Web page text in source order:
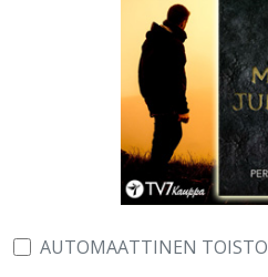
AUTOMAATTINEN TOISTO